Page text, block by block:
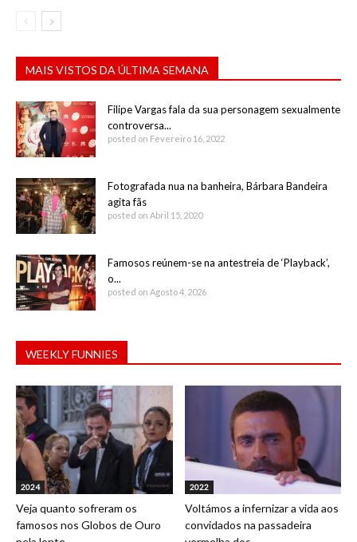
MAIS VISTOS DA ÚLTIMA SEMANA
Filipe Vargas fala da sua personagem sexualmente
controversa...
posted on Fevereiro 16, 2022
Fotografada nua na banheira, Bárbara Bandeira
agita fãs
posted on Abril 15, 2020
Famosos reúnem-se na antestreia de ‘Playback’,
o...
posted on Agosto 4, 2026
WEEKLY FUNNIES
2024
Veja quanto sofreram os
famosos nos Globos de Ouro
2022
Voltámos a infernizar a vida aos
convidados na passadeira